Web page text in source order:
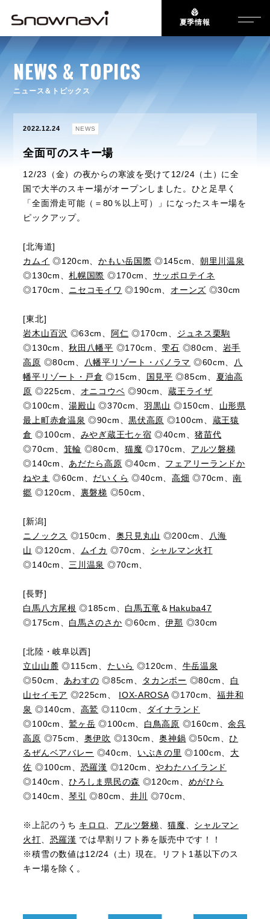
夏季情報
NEWS & TOPICS
ニュース＆トピックス
2022.12.24 NEWS
全面可のスキー場
12/23（金）の夜からの寒波を受けて12/24（土）に全
国で大半のスキー場がオープンしました。ひと足早く
「全面滑走可能（＝80％以上可）」になったスキー場を
ピックアップ。
[北海道]
カムイ ◎120cm、かもい岳国際 ◎145cm、 朝里川温泉
◎130cm、札幌国際 ◎170cm、 サッポロテイネ
◎170cm、 ニセコモイワ ◎190cm、 オーンズ ◎30cm
[東北]
岩木山百沢 ◎63cm、 阿仁 ◎170cm、 ジュネス栗駒
◎130cm、秋田八幡平 ◎170cm、 雫石 ◎80cm、 岩手
高原 ◎80cm、 八幡平リゾート・パノラマ ◎60cm、
八
幡平リゾート・戸倉 ◎15cm、 国見平 ◎85cm、 夏油高
原 ◎225cm、 オニコウベ ◎90cm、蔵王ライザ
◎100cm、湯殿山 ◎370cm、羽黒山 ◎150cm、 山形県
最上町赤倉温泉 ◎90cm、黒伏高原 ◎100cm、 蔵王猿
倉 ◎100cm、 みやぎ蔵王七ヶ宿 ◎40cm、猪苗代
◎70cm、 箕輪 ◎80cm、 猫魔 ◎170cm、 アルツ磐梯
◎140cm、 あだたら高原 ◎40cm、 フェアリーランドか
ねやま ◎60cm、 だいくら ◎40cm、高畑 ◎70cm、南
郷 ◎120cm、 裏磐梯 ◎50cm、
[新潟]
ニノックス ◎150cm、 奥只見丸山 ◎200cm、
八海
山 ◎120cm、 ムイカ ◎70cm、 シャルマン火打
◎140cm、 三川温泉 ◎70cm、
[長野]
白馬八方尾根 ◎185cm、 白馬五竜 ＆ Hakuba47
◎175cm、 白馬さのさか ◎60cm、伊那 ◎30cm
[北陸・岐阜以西]
立山山麓 ◎115cm、 たいら ◎120cm、 牛岳温泉
◎50cm、 あわすの ◎85cm、 タカンボー ◎80cm、 白
山セイモア ◎225cm、 IOX-AROSA◎170cm、福井和
泉 ◎140cm、 高鷲 ◎110cm、
ダイナランド
◎100cm、鷲ヶ岳 ◎100cm、 白鳥高原 ◎160cm、余呉
高原 ◎75cm、 奥伊吹 ◎130cm、奥神鍋 ◎50cm、ひ
るぜんベアバレー ◎40cm、 いぶきの里 ◎100cm、 大
佐 ◎100cm、 恐羅漢 ◎120cm、やわたハイランド
◎140cm、ひろしま県民の森 ◎120cm、 めがひら
◎140cm、琴引 ◎80cm、 井川 ◎70cm、
※上記のうち キロロ アルツ磐梯 、猫魔
シャルマン
火打
恐羅漢 では早割リフト券を販売中です！！
※積雪の数値は12/24（土）現在。リフト1基以下のス
キー場を除く。